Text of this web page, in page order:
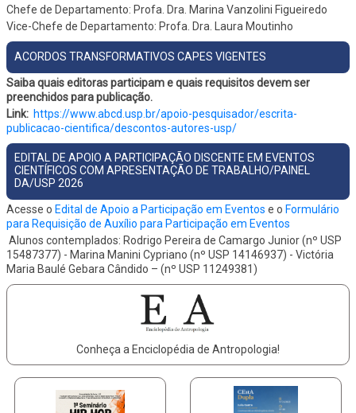
Chefe de Departamento: Profa. Dra. Marina Vanzolini Figueiredo
Vice-Chefe de Departamento: Profa. Dra. Laura Moutinho
ACORDOS TRANSFORMATIVOS CAPES VIGENTES
Saiba quais editoras participam e quais requisitos devem ser
preenchidos para publicação.
Link: https://www.abcd.usp.br/apoio-pesquisador/escrita-
publicacao-cientifica/descontos-autores-usp/
EDITAL DE APOIO A PARTICIPAÇÃO DISCENTE EM EVENTOS
CIENTÍFICOS COM APRESENTAÇÃO DE TRABALHO/PAINEL
DA/USP 2026
Acesse o Edital de Apoio a Participação em Eventos e o Formulário
para Requisição de Auxílio para Participação em Eventos
Alunos contemplados: Rodrigo Pereira de Camargo Junior (nº USP
15487377) - Marina Manini Cypriano (nº USP 14146937) - Victória
Maria Baulé Gebara Cândido – (nº USP 11249381)
Conheça a Enciclopédia de Antropologia!